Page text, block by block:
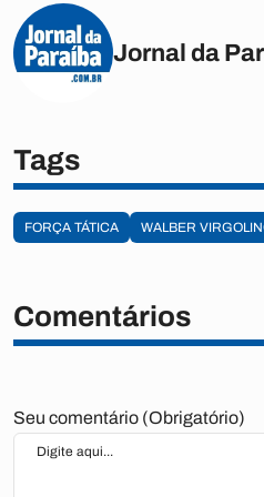
Jornal da
Tags
FORÇA TÁTICA WALBER
Comentários
Seu comentário (Obrigatório)